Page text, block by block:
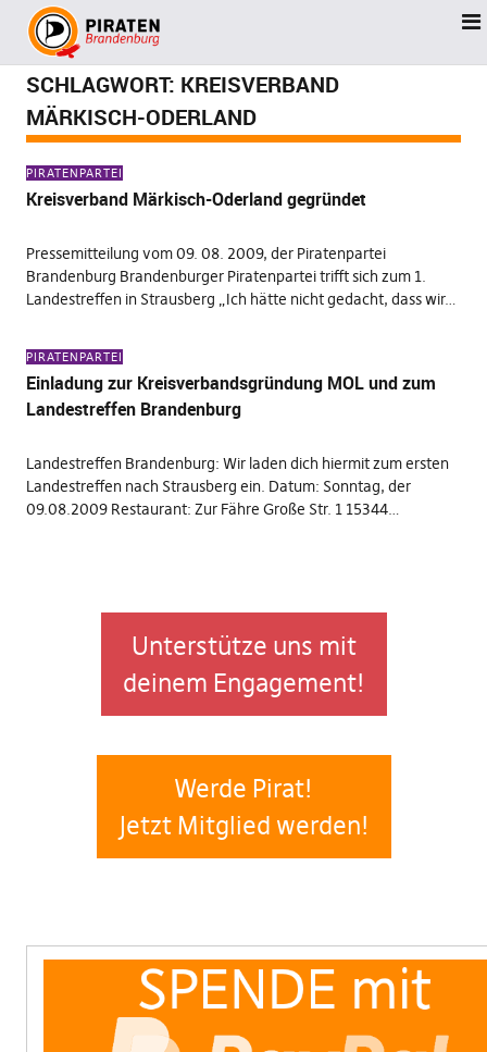
SCHLAGWORT: KREISVERBAND
MÄRKISCH-ODERLAND
PIRATENPARTEI
Kreisverband Märkisch-Oderland gegründet
Pressemitteilung vom 09. 08. 2009, der Piratenpartei
Brandenburg Brandenburger Piratenpartei trifft sich zum 1.
Landestreffen in Strausberg „Ich hätte nicht gedacht, dass wir…
PIRATENPARTEI
Einladung zur Kreisverbandsgründung MOL und zum
Landestreffen Brandenburg
Landestreffen Brandenburg: Wir laden dich hiermit zum ersten
Landestreffen nach Strausberg ein. Datum: Sonntag, der
09.08.2009 Restaurant: Zur Fähre Große Str. 1 15344…
Unterstütze uns mit
deinem Engagement!
Werde Pirat!
Jetzt Mitglied werden!